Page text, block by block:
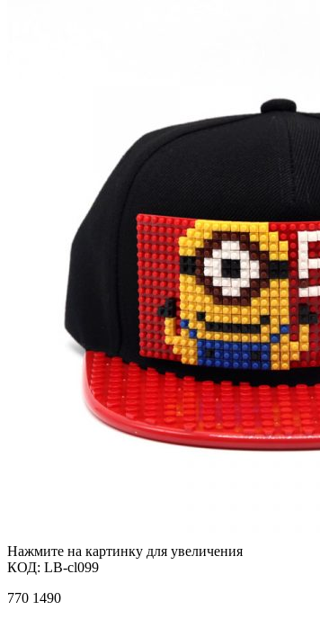
Нажмите на картинку для увеличения
КОД: LB-cl099
770 1490